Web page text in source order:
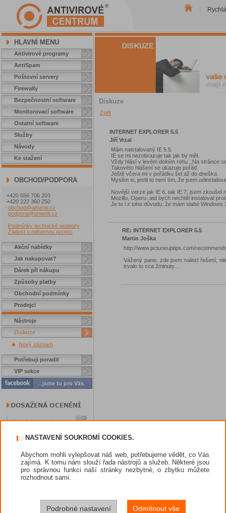
HLAVNÍ MENU
Antivirové programy
AntiSpam
Poštovní servery
Firewally
Bezpečnostní software
Monitorovací software
Ostatní software
Služby
Návody
Ke stažení
OBCHOD/PODPORA
+420 556 706 203
+420 222 360 250
obchod@amenit.cz
podpora@amenit.cz
Podmínky technické podpory
Žádost o odbornou pomoc
Akční nabídky
Jak nakupovat?
Dárek při nákupu
Způsoby platby
Obchodní podmínky
Prodejci
Nástroje
Diskuze
Nový záznam
Potřebuji poradit
VIP sekce
Diskuze
Zpět
INTERNET EXPLORER 5.5
Jiří Vrzal
Mám naistalovaný IE 5.5.
IE se mi nezobrazuje tak jak by měl.
Vždy hlásí v levém dolním rohu ,,Na stránce
Takovéto hlášení se ukazuje pořád.
Ještě včera mi v pořádku šel až do dneška.
Myslím si, jestli to není tím, že jsem
Novější verze jak IE 6, tak IE 7, jsem zkoušel
Mozillu, Operu..atd bych nechtěl instalovat
Je to i z toho důvodu, že mám slabé Windows
RE: INTERNET EXPLORER 5.5
Martin Joška
http://www.pctuneuptips.com/
Vážený pane, zde jsem nalezl řešení,
trvalo to cca 2minuty....
NASTAVENÍ SOUKROMÍ COOKIES.
Abychom mohli vylepšovat náš web, potřebujeme vědět, co Vás
zajímá. K tomu nám slouží řada nástrojů a služeb. Některé jsou
pro správnou funkci naší stránky nezbytné, o zbytku můžete
rozhodnout sami.
Podrobné nastavení Odmítnout vše